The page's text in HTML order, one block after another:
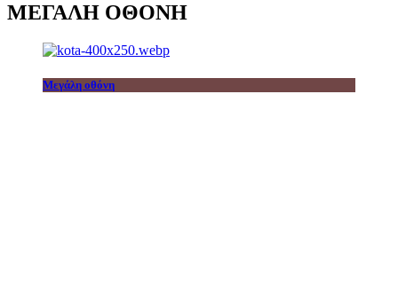
ΜΕΓΑΛΗ ΟΘΟΝΗ
Μεγάλη οθόνη